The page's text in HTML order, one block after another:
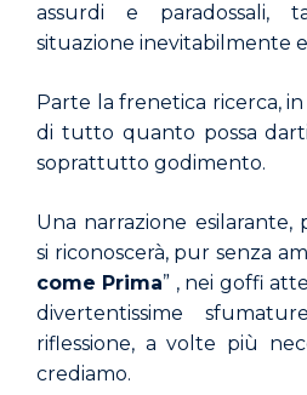
assurdi e paradossali,
situazione inevitabilmente
Parte la frenetica ricerca, in
di tutto quanto possa
soprattutto godimento.
Una narrazione
si riconoscerà, pur senza
come Prima” , nei goffi
divertentissime
riflessione, a volte più
crediamo.